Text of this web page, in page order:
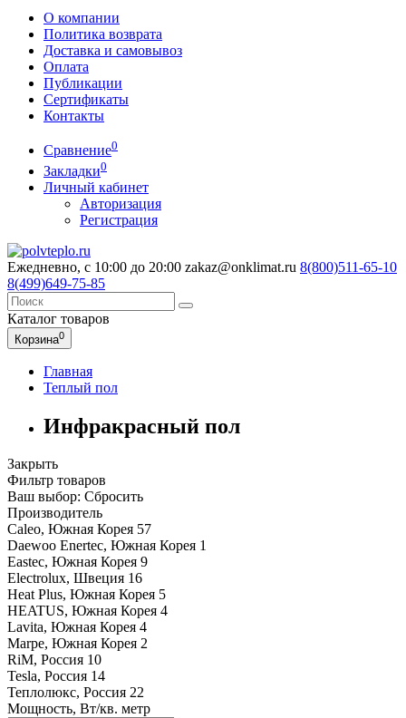
О компании
Политика возврата
Доставка и самовывоз
Оплата
Публикации
Сертификаты
Контакты
Сравнение0
Закладки0
Личный кабинет
Авторизация
Регистрация
Ежедневно, с 10:00 до 20:00 zakaz@onklimat.ru 8(800)511-65-10
8(499)649-75-85
Каталог товаров
Корзина0
Главная
Теплый пол
Инфракрасный пол
Закрыть
Фильтр товаров
Ваш выбор: Сбросить
Производитель
Caleo, Южная Корея 57
Daewoo Enertec, Южная Корея 1
Eastec, Южная Корея 9
Electrolux, Швеция 16
Heat Plus, Южная Корея 5
HEATUS, Южная Корея 4
Lavita, Южная Корея 4
Marpe, Южная Корея 2
RiM, Россия 10
Tesla, Россия 14
Теплолюкс, Россия 22
Мощность, Вт/кв. метр